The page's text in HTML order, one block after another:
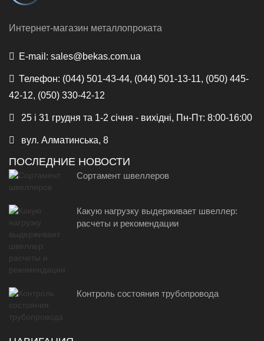
Интернет-магазин металлопроката
E-mail: sales@bekas.com.ua
Телефон: (044) 501-43-44, (044) 501-13-11, (050) 445-
42-12, (050) 330-42-12
25 і 31 грудня та 1-2 січня - вихідні, Пн-Пт: 8:00-16:00
вул. Алматинська, 8
ПОСЛЕДНИЕ НОВОСТИ
Сортамент швеллеров
Какую нагрузку выдерживает швеллер:
расчеты и рекомендации
Контроль состояния трубопровода